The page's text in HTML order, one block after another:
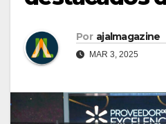
Por ajalmagazine
MAR 3, 2025